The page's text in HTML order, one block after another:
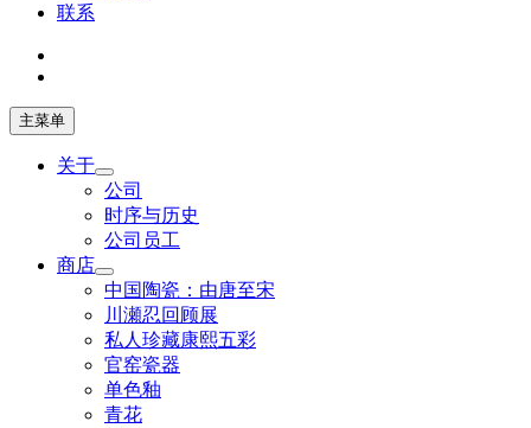
联系
主菜单
关于
公司
时序与历史
公司员工
商店
中国陶瓷：由唐至宋
川瀬忍回顾展
私人珍藏康熙五彩
官窑瓷器
单色釉
青花